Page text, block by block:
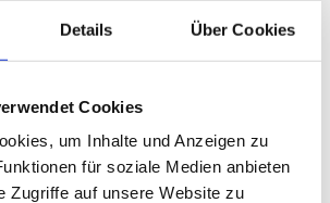
Details Über Cookies
Cookies
um Inhalte und Anzeigen zu
für soziale Medien anbieten
Zugriffe auf unsere Website zu